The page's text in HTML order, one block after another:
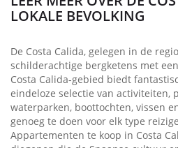
LOKALE BEVOLKING
De Costa Calida, gelegen in de
schilderachtige bergketens met
Costa Calida-gebied biedt
eindeloze selectie van activiteiten,
waterparken, boottochten, vissen
genoeg te doen voor elk type
Appartementen te koop in Costa